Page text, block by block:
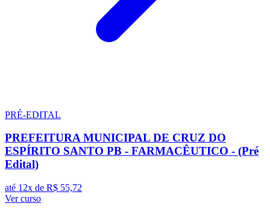
PRÉ-EDITAL
PREFEITURA MUNICIPAL DE CRUZ DO
ESPÍRITO SANTO PB - FARMACÊUTICO - (Pré
Edital)
até 12x de R$ 55,72
Ver curso